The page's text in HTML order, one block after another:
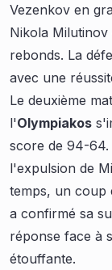
Vezenkov en
Nikola Milutinov
rebonds. La
avec une
Le deuxième
l'Olympiakos
score de 94-
l'expulsion de
temps, un coup
a confirmé sa
réponse face à
étouffante.